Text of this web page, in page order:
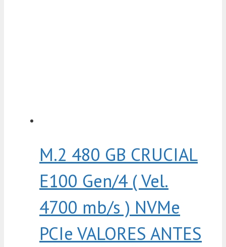
M.2 480 GB CRUCIAL
E100 Gen/4 ( Vel.
4700 mb/s ) NVMe
PCIe VALORES ANTES